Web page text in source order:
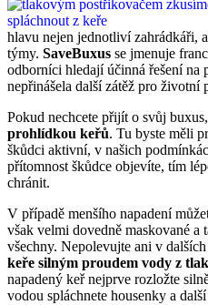
hlavu nejen jednotliví zahrádkáři,
týmy. SaveBuxus se jmenuje
odborníci hledají účinná řešení na
nepřinášela další zátěž pro životní
Pokud nechcete přijít o svůj buxus,
prohlídkou keřů. Tu byste měli
škůdci aktivní, v našich
přítomnost škůdce objevíte, tím
chránit.
V případě menšího napadení
však velmi dovedně maskované a
všechny. Nepolevujte ani v
keře silným proudem vody z
napadený keř nejprve rozložte
vodou spláchnete housenky a